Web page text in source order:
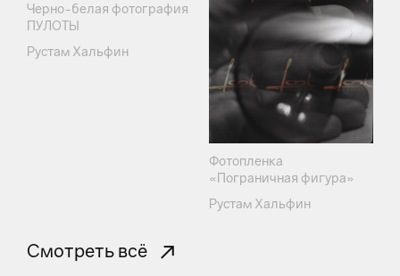
Черно-белая фотография
ПУЛОТЫ
Рустам Хальфин
Фотопленка
«Пограничная фигура»
Рустам Хальфин
Смотреть всё